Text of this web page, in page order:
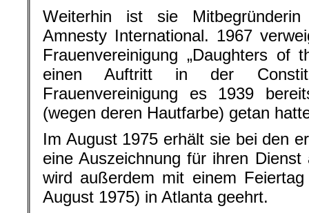
Weiterhin ist sie
Amnesty International. 1967
Frauenvereinigung „Daughters of
einen Auftritt in der
Frauenvereinigung es 1939
(wegen deren Hautfarbe) getan
Im August 1975 erhält sie bei den
eine Auszeichnung für ihren
wird außerdem mit einem
August 1975) in Atlanta geehrt.